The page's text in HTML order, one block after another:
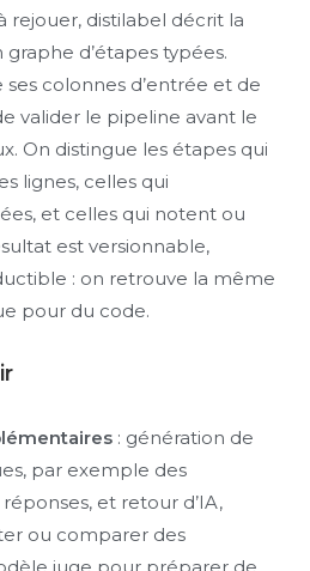
rejouer, distilabel décrit la
d’étapes typées.
colonnes d’entrée et de
valider le pipeline avant le
On distingue les étapes qui
lignes, celles qui
et celles qui notent ou
est versionnable,
: on retrouve la même
pour du code.
: génération de
par exemple des
et retour d’IA,
ou comparer des